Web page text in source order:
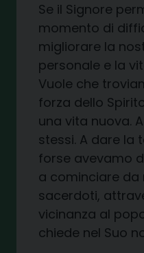
Se il Signore
momento di
migliorare la
personale e la
Vuole che
forza dello
una vita nuova.
stessi. A dare la
forse avevamo
a cominciare da
sacerdoti,
vicinanza al
chiede nel Suo